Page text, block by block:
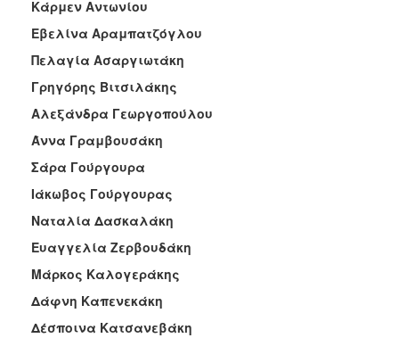
Κάρμεν Αντωνίου
Εβελίνα Αραμπατζόγλου
Πελαγία Ασαργιωτάκη
Γρηγόρης Βιτσιλάκης
Αλεξάνδρα Γεωργοπούλου
Άννα Γραμβουσάκη
Σάρα Γούργουρα
Ιάκωβος Γούργουρας
Ναταλία Δασκαλάκη
Ευαγγελία Ζερβουδάκη
Μάρκος Καλογεράκης
Δάφνη Καπενεκάκη
Δέσποινα Κατσανεβάκη